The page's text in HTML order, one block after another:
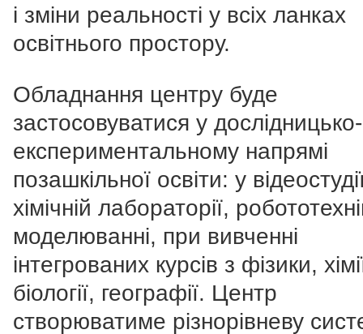
і зміни реальності у всіх ланках
освітнього простору.
Обладнання центру буде
застосовуватися у дослідницько-
експериментальному напрямі
позашкільної освіти: у
хімічній лабораторії,
моделюванні, при вивченні
інтегрованих курсів з фізики,
біології, географії. Центр
створюватиме різнорівневу